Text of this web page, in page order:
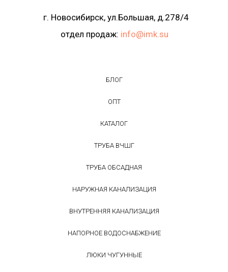
г. Новосибирск, ул.Большая, д.278/4
отдел продаж: info@imk.su
БЛОГ
ОПТ
КАТАЛОГ
ТРУБА ВЧШГ
ТРУБА ОБСАДНАЯ
НАРУЖНАЯ КАНАЛИЗАЦИЯ
ВНУТРЕННЯЯ КАНАЛИЗАЦИЯ
НАПОРНОЕ ВОДОСНАБЖЕНИЕ
ЛЮКИ ЧУГУННЫЕ